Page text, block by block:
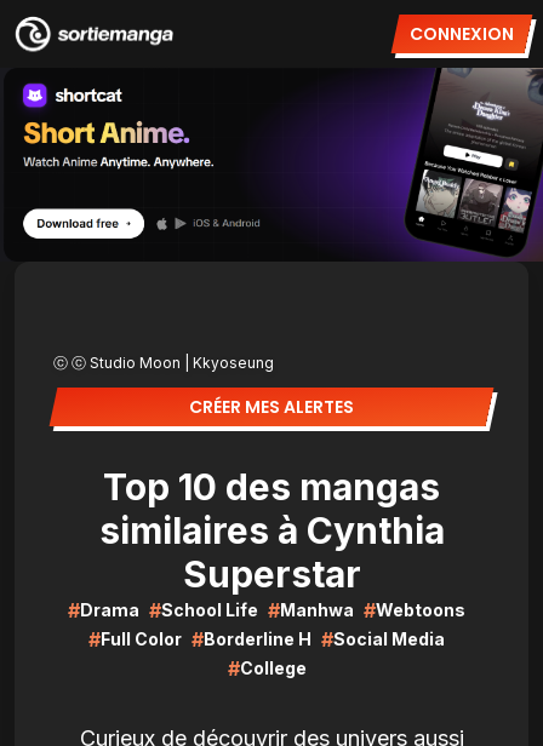
CONNEXION
ⓒ ⓒ Studio Moon | Kkyoseung
CRÉER MES ALERTES
Top 10 des mangas
similaires à Cynthia
Superstar
#Drama #School Life #Manhwa #Webtoons
#Full Color #Borderline H #Social Media
#College
Curieux de découvrir des univers aussi